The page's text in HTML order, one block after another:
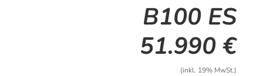
B100 ES
51.990 €
(inkl. 19% MwSt.)